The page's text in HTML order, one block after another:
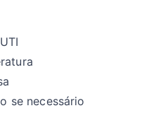
se necessário